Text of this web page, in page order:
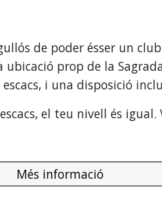
de poder ésser un
ubicació prop de la
i una disposició
el teu nivell és igual.
Més informació